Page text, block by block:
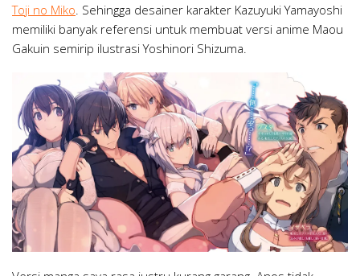
Toji no Miko. Sehingga desainer karakter Kazuyuki Yamayoshi
memiliki banyak referensi untuk membuat versi anime Maou
Gakuin semirip ilustrasi Yoshinori Shizuma.